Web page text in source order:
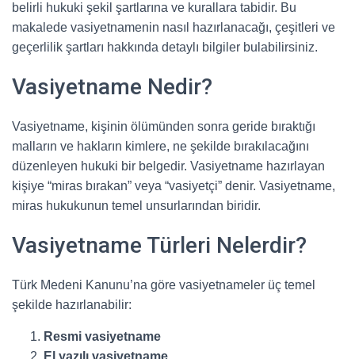
belirli hukuki şekil şartlarına ve kurallara tabidir. Bu
makalede vasiyetnamenin nasıl hazırlanacağı, çeşitleri ve
geçerlilik şartları hakkında detaylı bilgiler bulabilirsiniz.
Vasiyetname Nedir?
Vasiyetname, kişinin ölümünden sonra geride bıraktığı
malların ve hakların kimlere, ne şekilde bırakılacağını
düzenleyen hukuki bir belgedir. Vasiyetname hazırlayan
kişiye “miras bırakan” veya “vasiyetçi” denir. Vasiyetname,
miras hukukunun temel unsurlarından biridir.
Vasiyetname Türleri Nelerdir?
Türk Medeni Kanunu’na göre vasiyetnameler üç temel
şekilde hazırlanabilir:
Resmi vasiyetname
El yazılı vasiyetname